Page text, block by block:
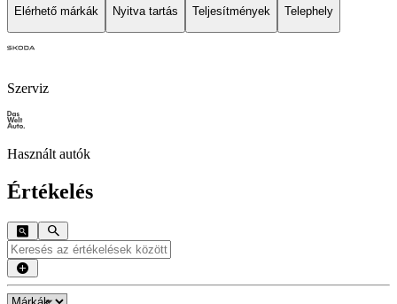
Elérhető márkák Nyitva tartás Teljesítmények Telephely
Szerviz
Használt autók
Értékelés